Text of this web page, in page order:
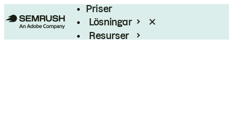
Priser
Lösningar
Resurser